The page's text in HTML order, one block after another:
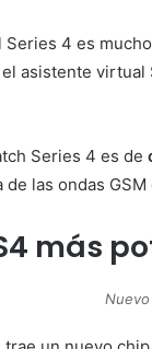
4 es
asistente
Series 4 es de
las ondas
más